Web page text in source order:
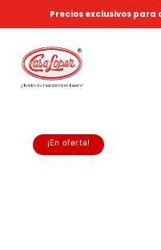
Precios exclusivos
¡En oferta!